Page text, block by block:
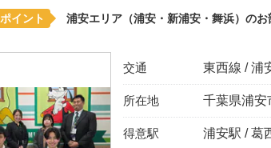
イント 浦安エリア（浦安・新浦安・舞浜）のお
交通 東西線 / 浦
所在地 千葉県浦安
得意駅 浦安駅 / 葛